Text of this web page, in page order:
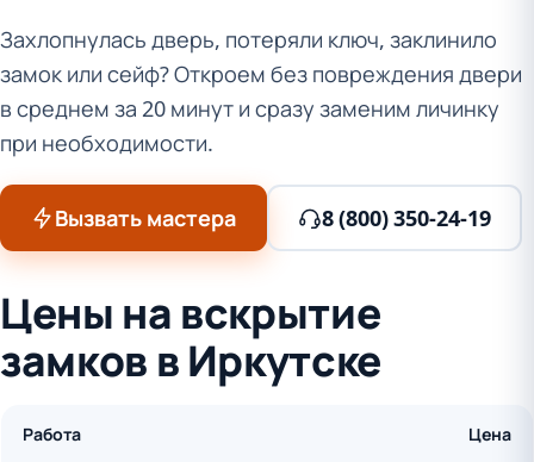
Захлопнулась дверь, потеряли ключ, заклинило
замок или сейф? Откроем без повреждения двери
в среднем за 20 минут и сразу заменим личинку
при необходимости.
Вызвать мастера 8 (800) 350-24-19
Цены на вскрытие
замков в Иркутске
Работа Цена